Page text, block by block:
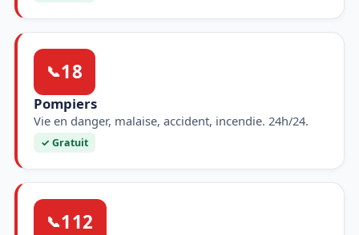
📞18
Pompiers
Vie en danger, malaise, accident, incendie. 24h/24.
✓ Gratuit
📞112